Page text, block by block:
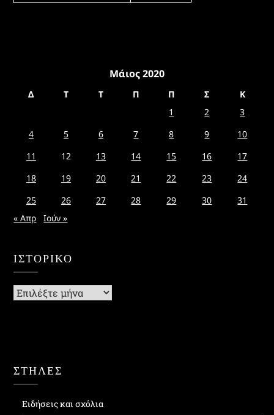
Μάιος 2020
Δ Τ Τ Π Π Σ
Κ
1
2
3
4
5 6 7 8 9
10
11
12 13 14 15 16
17
18
19 20 21 22 23
24
25
26 27 28 29 30
31
« Απρ
Ιούν »
ΙΣΤΟΡΙΚΌ
Ιστορικό
ΣΤΗΛΕΣ
Ειδήσεις και σχόλια